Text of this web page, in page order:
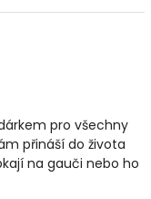
pro všechny
přináší do života
na gauči nebo ho